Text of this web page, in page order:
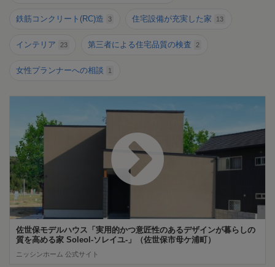
鉄筋コンクリート(RC)造 3 住宅設備が充実した家 13
インテリア 23 第三者による住宅品質の検査 2
女性プランナーへの相談 1
佐世保モデルハウス「実用的かつ意匠性のあるデザインが暮らしの
質を高める家 Soleol‐ソレイユ‐」（佐世保市母ケ浦町）
ニッシンホーム 公式サイト